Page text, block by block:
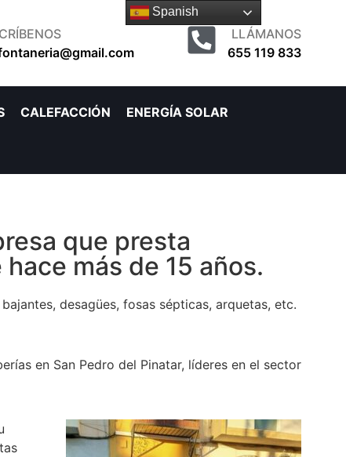
LLÁMANOS
655 119 833
CALEFACCIÓN ENERGÍA SOLAR
que presta
más de 15 años.
desagües, fosas sépticas, arquetas, etc.
en San Pedro del Pinatar, líderes en el sector
Spanish